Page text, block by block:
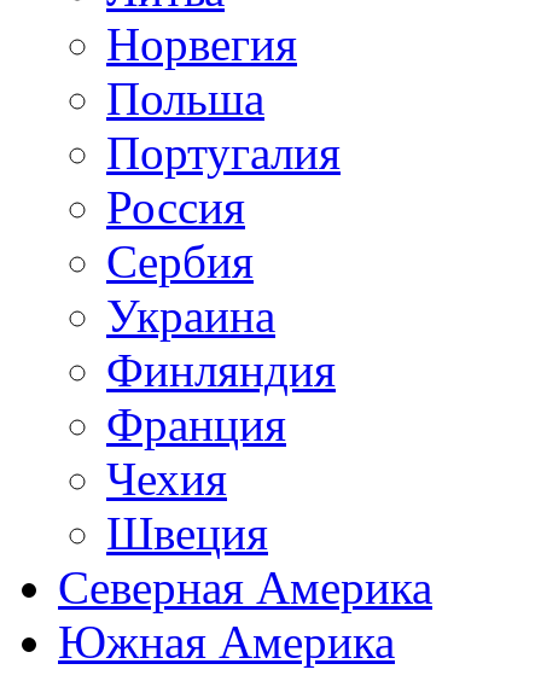
Норвегия
Польша
Португалия
Россия
Сербия
Украина
Финляндия
Франция
Чехия
Швеция
Северная Америка
Южная Америка